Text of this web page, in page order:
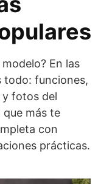
En las
todo: funciones,
y fotos del
más te
con
prácticas.